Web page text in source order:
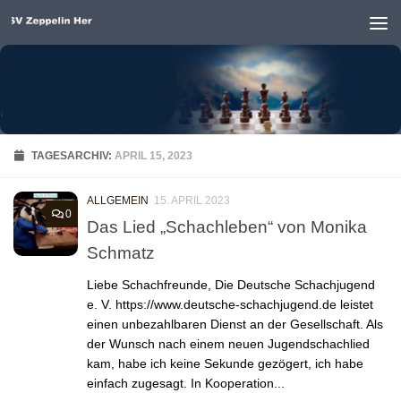
Unter dem Inhalt
TAGESARCHIV:APRIL 15, 2023
0
ALLGEMEIN 15. APRIL 2023
Das Lied „Schachleben“ von Monika
Schmatz
Liebe Schachfreunde, Die Deutsche Schachjugend
e. V. https://www.deutsche-schachjugend.de leistet
einen unbezahlbaren Dienst an der Gesellschaft. Als
der Wunsch nach einem neuen Jugendschachlied
kam, habe ich keine Sekunde gezögert, ich habe
einfach zugesagt. In Kooperation...